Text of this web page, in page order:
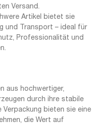
Versand.
Artikel bietet sie
und Transport – ideal für
Professionalität und
aus hochwertiger,
durch ihre stabile
Verpackung bieten sie eine
die Wert auf